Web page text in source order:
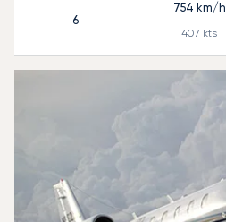
6
754 km/h
407 kts